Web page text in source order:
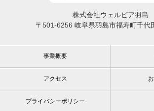
株式会社ウェルピア羽島
〒501-6256 岐阜県羽島市福寿町千代
事業概要
アクセス
プライバシーポリシー